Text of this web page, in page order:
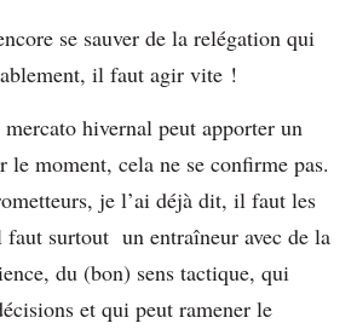
se sauver de la relégation qui
il faut agir vite !
hivernal peut apporter un
le moment, cela ne se confirme pas.
je l’ai déjà dit, il faut les
surtout un entraîneur avec de la
du (bon) sens tactique, qui
et qui peut ramener le